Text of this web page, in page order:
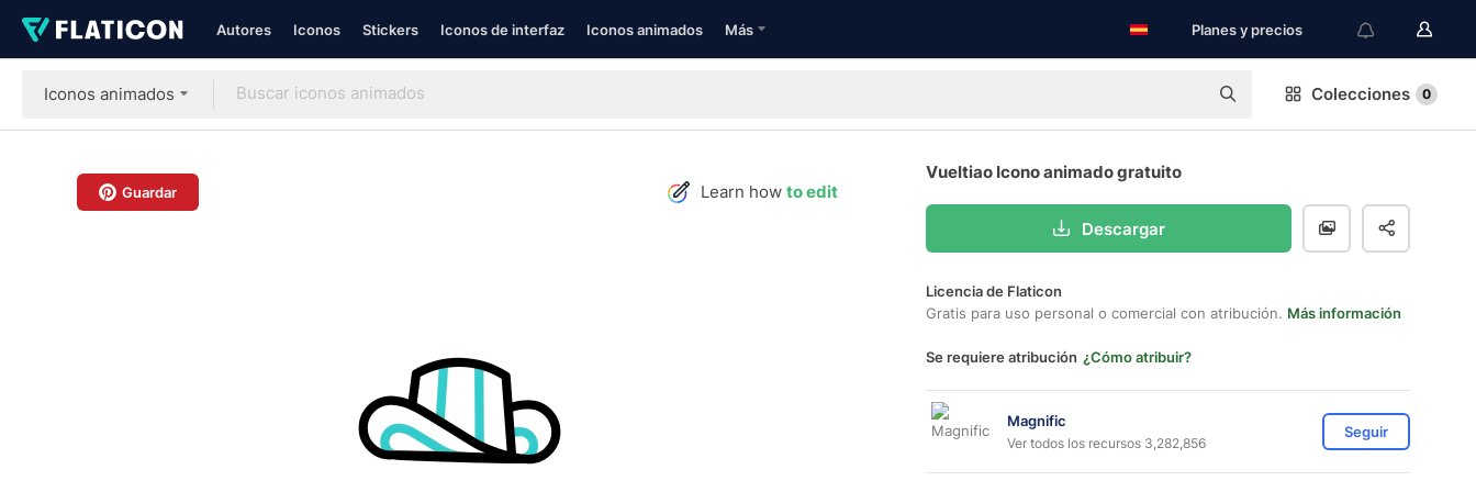
Autores Iconos Stickers Iconos de interfaz Iconos animados Más Planes y precios
Iconos animados Colecciones 0
Guardar Learn how to edit
Vueltiao Icono animado gratuito
Descargar
Licencia de Flaticon
Gratis para uso personal o comercial con atribución. Más información
Se requiere atribución ¿Cómo atribuir?
Magnific
Ver todos los recursos 3,282,856
Seguir